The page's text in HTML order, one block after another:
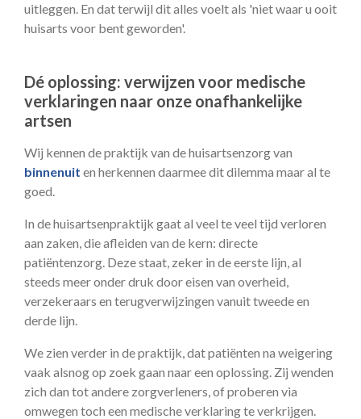
uitleggen. En dat terwijl dit alles voelt als 'niet waar u ooit
huisarts voor bent geworden'.
Dé oplossing: verwijzen voor medische
verklaringen naar onze onafhankelijke
artsen
Wij kennen de praktijk van de huisartsenzorg van
binnenuit en herkennen daarmee dit dilemma maar al te
goed.
In de huisartsenpraktijk gaat al veel te veel tijd verloren
aan zaken, die afleiden van de kern: directe
patiëntenzorg. Deze staat, zeker in de eerste lijn, al
steeds meer onder druk door eisen van overheid,
verzekeraars en terugverwijzingen vanuit tweede en
derde lijn.
We zien verder in de praktijk, dat patiënten na weigering
vaak alsnog op zoek gaan naar een oplossing. Zij wenden
zich dan tot andere zorgverleners, of proberen via
omwegen toch een medische verklaring te verkrijgen.